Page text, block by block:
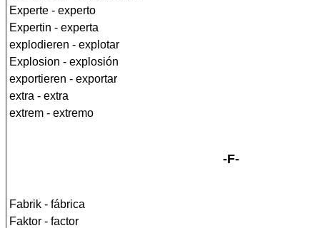
Experte - experto
Expertin - experta
explodieren - explotar
Explosion - explosión
exportieren - exportar
extra - extra
extrem - extremo
-F-
Fabrik - fábrica
Faktor - factor